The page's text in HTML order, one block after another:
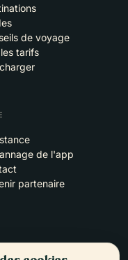
de voyage
tarifs
de l'app
partenaire